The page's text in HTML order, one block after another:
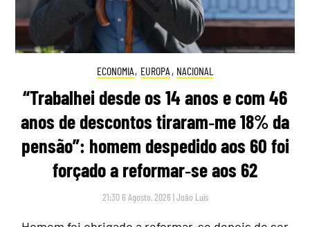
ECONOMIA, EUROPA , NACIONAL
“Trabalhei desde os 14 anos e com 46
anos de descontos tiraram‑me 18% da
pensão”: homem despedido aos 60 foi
forçado a reformar‑se aos 62
21:30 6 Agosto, 2026 |João Luís